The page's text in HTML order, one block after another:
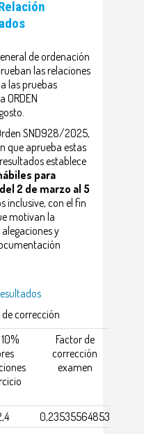
de ordenación
las relaciones
las pruebas
ORDEN
SND928/2025,
que aprueba estas
establece
para
2 de marzo al 5
inclusive, con el fin
motivan la
y
corrección
Factor de
corrección
examen
0,23535564853